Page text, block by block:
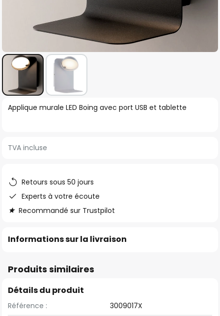
Skip
images
gallery
Applique murale LED Boing avec port USB et tablette
TVA incluse
Retours sous 50 jours
Experts à votre écoute
Recommandé sur Trustpilot
Informations sur la livraison
Produits similaires
Détails du produit
Référence : 3009017X